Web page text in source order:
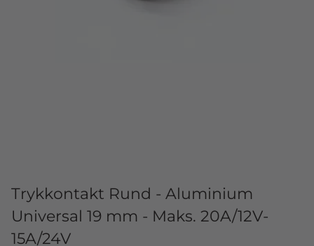
Trykkontakt Rund - Aluminium
Universal 19 mm - Maks. 20A/12V-
15A/24V